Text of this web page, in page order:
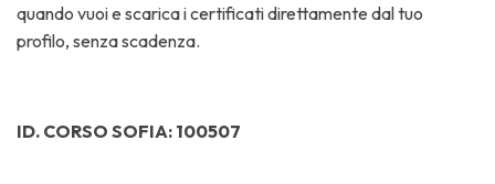
quando vuoi e scarica i certificati direttamente dal tuo
profilo, senza scadenza.
ID. CORSO SOFIA: 100507